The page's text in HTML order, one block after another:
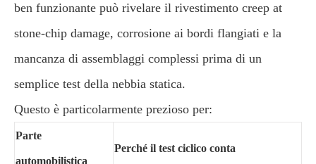
ben funzionante può rivelare il rivestimento creep at
stone-chip damage, corrosione ai bordi flangiati e la
mancanza di assemblaggi complessi prima di un
semplice test della nebbia statica.
Questo è particolarmente prezioso per:
Parte
automobilistica
Perché il test ciclico conta